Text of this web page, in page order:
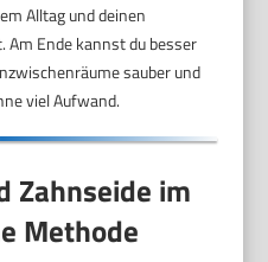
Alltag und deinen
Ende kannst du besser
sauber und
viel Aufwand.
Zahnseide im
Methode